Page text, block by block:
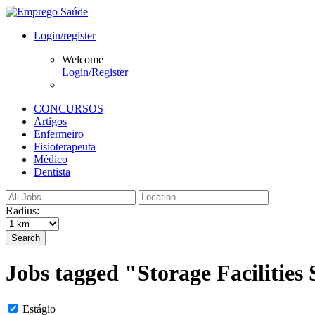
Login/register
Welcome
Login/Register
CONCURSOS
Artigos
Enfermeiro
Fisioterapeuta
Médico
Dentista
Radius:
Search
Jobs tagged "Storage Facilities
Estágio